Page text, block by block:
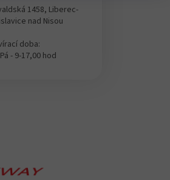
1458, Liberec-
nad Nisou
doba:
- 9-17,00 hod